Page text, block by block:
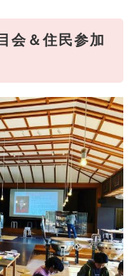
会＆住民参加